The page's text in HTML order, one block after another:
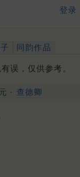
登录
同韵作品
误，仅供参考。
· 查德卿